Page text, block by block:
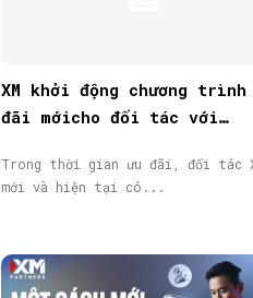
XM khởi động chương trình
đãi mớicho đối tác với
40.000$
Trong thời gian ưu đãi, đối tác
mới và hiện tại có...